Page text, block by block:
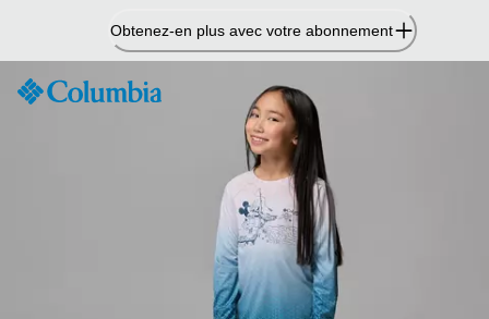
contenu
Obtenez-en plus avec votre abonnement